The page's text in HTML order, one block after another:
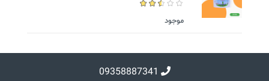
موجود
09358887341